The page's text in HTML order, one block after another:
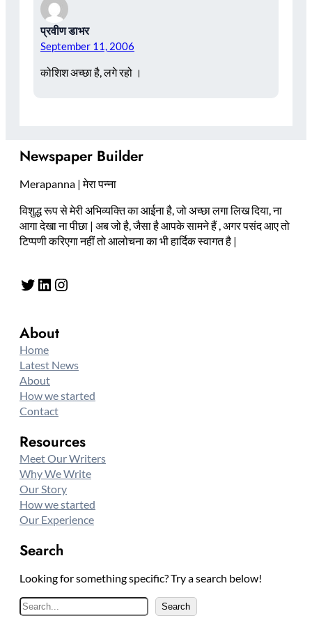
प्रवीण डाभर
September 11, 2006
कोशिश अच्छा है, लगे रहो ।
Newspaper Builder
Merapanna | मेरा पन्ना
विशुद्ध रूप से मेरी अभिव्यक्ति का आईना है, जो अच्छा लगा लिख दिया, ना
आगा देखा ना पीछा | अब जो है, जैसा है आपके सामने हैं , अगर पसंद आए तो
टिप्पणी करिएगा नहीं तो आलोचना का भी हार्दिक स्वागत है |
Twitter LinkedIn Instagram
About
Home
Latest News
About
How we started
Contact
Resources
Meet Our Writers
Why We Write
Our Story
How we started
Our Experience
Search
Looking for something specific? Try a search below!
S Search